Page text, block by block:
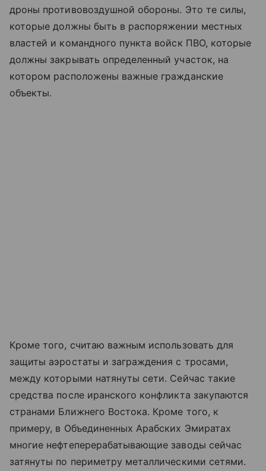
дроны противовоздушной обороны. Это те силы,
которые должны быть в распоряжении местных
властей и командного пункта войск ПВО, которые
должны закрывать определенный участок, на
котором расположены важные гражданские
объекты.
Кроме того, считаю важным использовать для
защиты аэростаты и заграждения с тросами,
между которыми натянуты сети. Сейчас такие
средства после иранского конфликта закупаются
странами Ближнего Востока. Кроме того, к
примеру, в Объединенных Арабских Эмиратах
многие нефтеперерабатывающие заводы сейчас
затянуты по периметру металлическими сетями.